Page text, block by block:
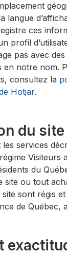
langue
ces
profil
pas avec
en notre nom.
consultez la
Hotjar.
du site
services
Visiteurs
du
site ou tout
sont régis
de Québec,